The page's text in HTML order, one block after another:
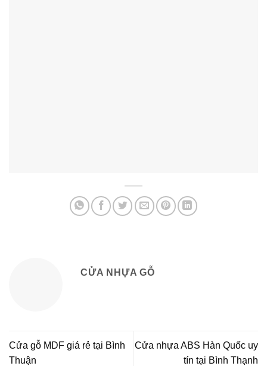
CỬA NHỰA GỖ
Cửa gỗ MDF giá rẻ tại Bình
Thuận
Cửa nhựa ABS Hàn Quốc uy
tín tại Bình Thạnh